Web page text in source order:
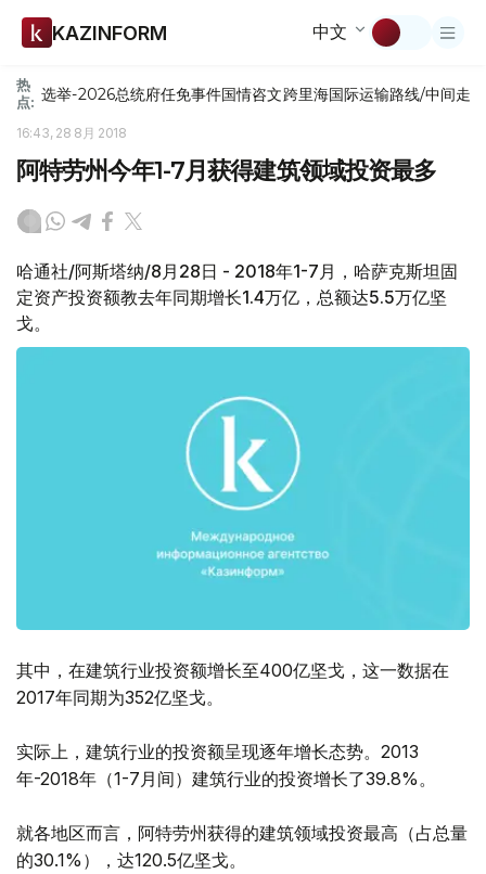
KAZINFORM 中文
热
点: 选举-2026总统府任免事件国情咨文跨里海国际运输路线/中间走廊
16:43, 28 8月 2018
阿特劳州今年1-7月获得建筑领域投资最多
哈通社/阿斯塔纳/8月28日 - 2018年1-7月，哈萨克斯坦固
定资产投资额教去年同期增长1.4万亿，总额达5.5万亿坚
戈。
其中，在建筑行业投资额增长至400亿坚戈，这一数据在
2017年同期为352亿坚戈。
实际上，建筑行业的投资额呈现逐年增长态势。2013
年-2018年（1-7月间）建筑行业的投资增长了39.8%。
就各地区而言，阿特劳州获得的建筑领域投资最高（占总量
的30.1%），达120.5亿坚戈。